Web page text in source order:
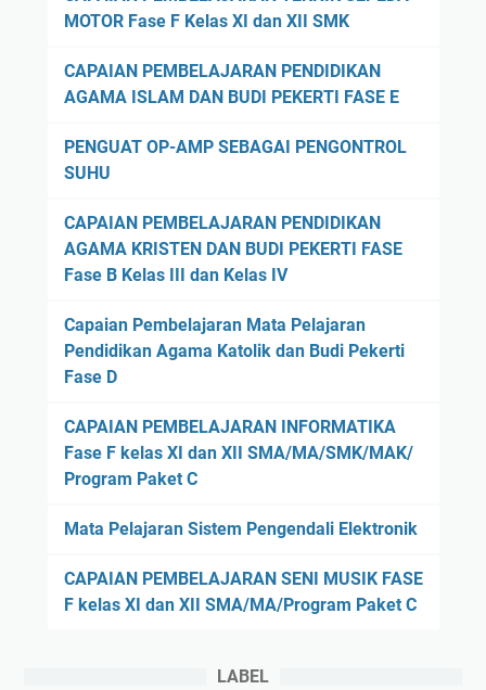
2
.
0
P
r
g
r
a
K
e
a
h
n
T
e
d
(
T
L
M
.
U
0
2
0
1
.
1
r
o
:
e
k
i
E
l
e
t
r
i
k
a
b
o
n
K
p
o
n
n
L
o
u
t
t
u
M
e
E
l
k
o
n
i
a
p
a
P
C
s
c
a
MOTOR Fase F Kelas XI dan XII SMK
CAPAIAN PEMBELAJARAN PENDIDIKAN
AGAMA ISLAM DAN BUDI PEKERTI FASE E
PENGUAT OP-AMP SEBAGAI PENGONTROL
SUHU
CAPAIAN PEMBELAJARAN PENDIDIKAN
AGAMA KRISTEN DAN BUDI PEKERTI FASE
Fase B Kelas III dan Kelas IV
Capaian Pembelajaran Mata Pelajaran
Pendidikan Agama Katolik dan Budi Pekerti
Fase D
CAPAIAN PEMBELAJARAN INFORMATIKA
Fase F kelas XI dan XII SMA/MA/SMK/MAK/
Program Paket C
Mata Pelajaran Sistem Pengendali Elektronik
CAPAIAN PEMBELAJARAN SENI MUSIK FASE
F kelas XI dan XII SMA/MA/Program Paket C
LABEL